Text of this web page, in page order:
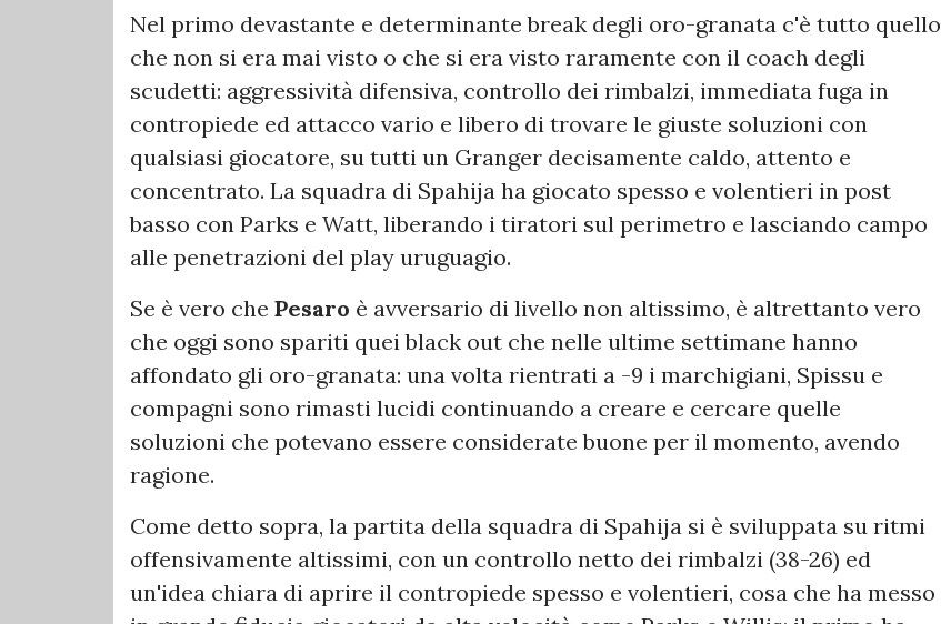
Nel primo devastante e determinante break degli oro-granata c'è tutto quello
che non si era mai visto o che si era visto raramente con il coach degli
scudetti: aggressività difensiva, controllo dei rimbalzi, immediata fuga in
contropiede ed attacco vario e libero di trovare le giuste soluzioni con
qualsiasi giocatore, su tutti un Granger decisamente caldo, attento e
concentrato. La squadra di Spahija ha giocato spesso e volentieri in post
basso con Parks e Watt, liberando i tiratori sul perimetro e lasciando campo
alle penetrazioni del play uruguagio.
Se è vero che Pesaro è avversario di livello non altissimo, è altrettanto vero
che oggi sono spariti quei black out che nelle ultime settimane hanno
affondato gli oro-granata: una volta rientrati a -9 i marchigiani, Spissu e
compagni sono rimasti lucidi continuando a creare e cercare quelle
soluzioni che potevano essere considerate buone per il momento, avendo
ragione.
Come detto sopra, la partita della squadra di Spahija si è sviluppata su ritmi
offensivamente altissimi, con un controllo netto dei rimbalzi (38-26) ed
un'idea chiara di aprire il contropiede spesso e volentieri, cosa che ha messo